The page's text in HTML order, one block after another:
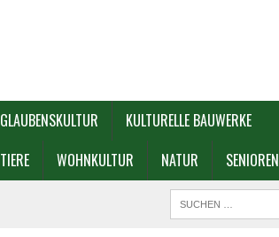
GLAUBENSKULTUR
KULTURELLE BAUWERKE
TIERE WOHNKULTUR NATUR SENIOREN